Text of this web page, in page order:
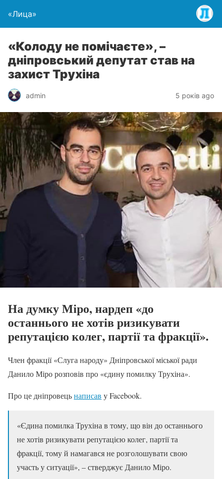
«Лица»
«Колоду не помічаєте», –
дніпровський депутат став на
захист Трухіна
admin 5 років ago
На думку Міро, нардеп «до
останнього не хотів ризикувати
репутацією колег, партії та фракції».
Член фракції «Слуга народу» Дніпровської міської ради
Данило Міро розповів про «єдину помилку Трухіна».
Про це дніпровецьнаписав у Facebook.
«Єдина помилка Трухіна в тому, що він до останнього
не хотів ризикувати репутацією колег, партії та
фракції, тому й намагався не розголошувати свою
участь у ситуації», – стверджує Данило Міро.